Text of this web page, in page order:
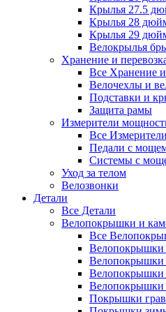
Крылья 27.5
Крылья 28
Крылья 29
Велокрылья
Хранение и
Все Хранение и
Велочехлы и
Подставки и
Защита рамы
Измерители
Все
Педали с
Системы с
Уход за телом
Велозвонки
Детали
Все Детали
Велопокрышки и
Все
Велопокрышки
Покрышки